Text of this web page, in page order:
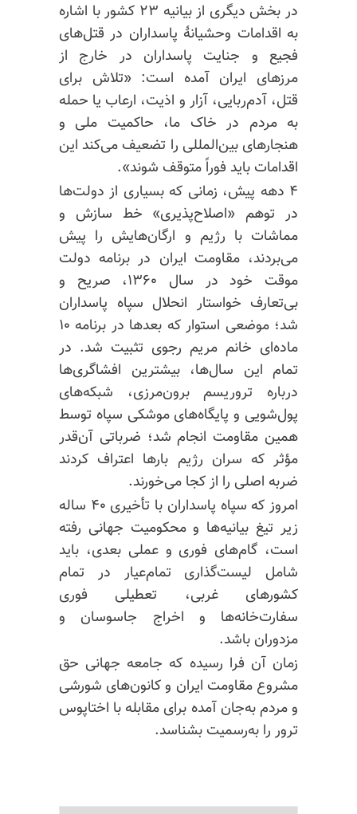
در بخش دیگری از بیانیه ۲۳ کشور با اشاره
به اقدامات وحشیانهٔ پاسداران در قتل‌های
فجیع و جنایت پاسداران در خارج از
مرزهای ایران آمده است: «تلاش برای
قتل، آدم‌ربایی، آزار و اذیت، ارعاب یا حمله
به مردم در خاک ما، حاکمیت ملی و
هنجارهای بین‌المللی را تضعیف می‌کند این
اقدامات باید فوراً متوقف شوند».
۴ دهه پیش، زمانی که بسیاری از دولت‌ها
در توهم «اصلاح‌پذیری» خط سازش و
مماشات با رژیم و ارگان‌هایش را پیش
می‌بردند، مقاومت ایران در برنامه دولت
موقت خود در سال ۱۳۶۰، صریح و
بی‌تعارف خواستار انحلال سپاه پاسداران
شد؛ موضعی استوار که بعدها در برنامه ۱۰
ماده‌ای خانم مریم رجوی تثبیت شد. در
تمام این سال‌ها، بیشترین افشاگری‌ها
درباره تروریسم برون‌مرزی، شبکه‌های
پول‌شویی و پایگاه‌های موشکی سپاه توسط
همین مقاومت انجام شد؛ ضرباتی آن‌قدر
مؤثر که سران رژیم بارها اعتراف کردند
ضربه اصلی را از کجا می‌خورند.
امروز که سپاه پاسداران با تأخیری ۴۰ ساله
زیر تیغ بیانیه‌ها و محکومیت جهانی رفته
است، گام‌های فوری و عملی بعدی، باید
شامل لیست‌گذاری تمام‌عیار در تمام
کشورهای غربی، تعطیلی فوری
سفارت‌خانه‌ها و اخراج جاسوسان و
مزدوران باشد.
زمان آن فرا رسیده که جامعه جهانی حق
مشروع مقاومت ایران و کانون‌های شورشی
و مردم به‌جان آمده برای مقابله با اختاپوس
ترور را به‌رسمیت بشناسد.